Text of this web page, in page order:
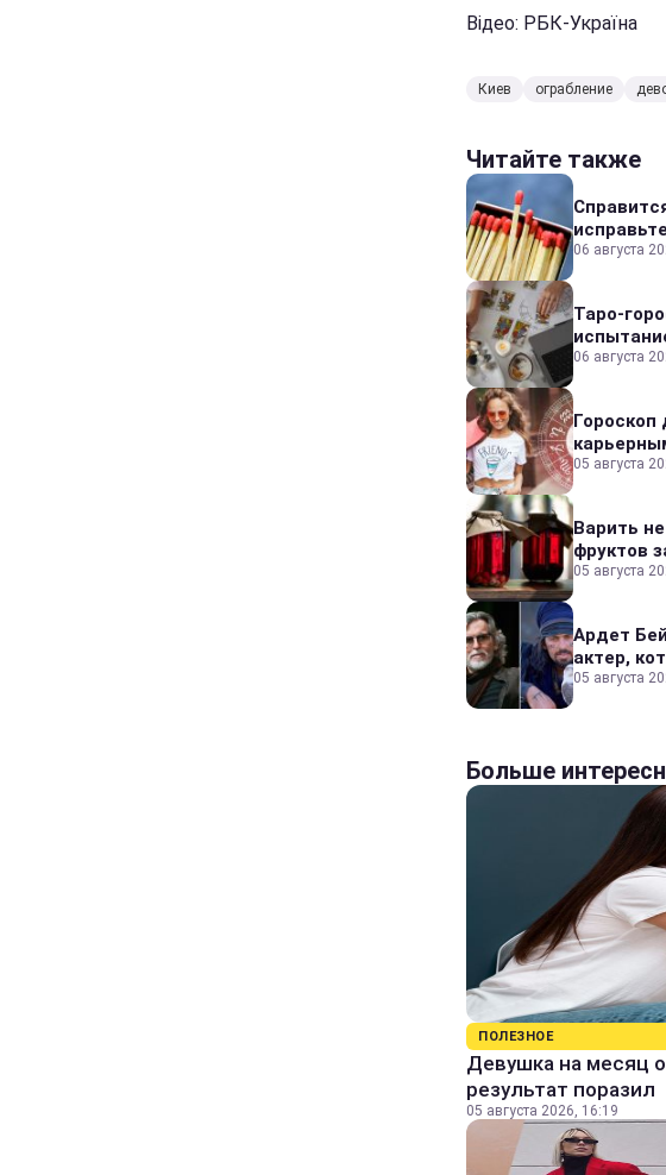
Відео: РБК-Україна
Киев ограбление
Читайте также
06 августа
Таро-
06 августа
Гороскоп
05 августа
Варить
фруктов
05 августа
Ардет
актер,
05 августа
Больше
ПОЛЕЗНОЕ
Девушка на месяц
результат поразил
05 августа 2026, 16:19